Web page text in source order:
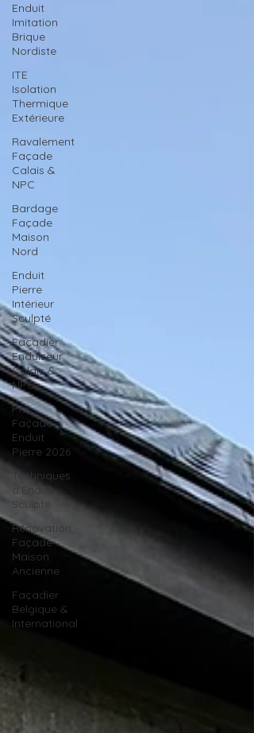
Enduit
Imitation
Brique
Nordiste
ITE
Isolation
Thermique
Extérieure
Ravalement
Façade
Calais &
NPC
Bardage
Façade
Maison
Nord
Enduit
Pierre
Intérieur
Sculpté
Façadier
Enduiseur
Calais &
NPC
Prix
Façade
Enduit
Pierre 2026
Techniques
d'Enduit
Sculpté
Rénovation
Façade
Maison
Ancienne
Façadier
Belgique &
International